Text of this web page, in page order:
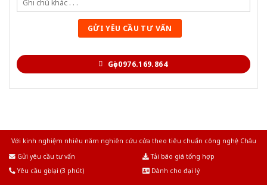
Gọi 0976.169.864
Với kinh nghiệm nhiêu năm nghiên cứu cửa theo tiêu chuẩn công nghệ Châu
Gửi yêu cầu tư vấn
Tải báo giá tổng hợp
Yêu cầu gọi lại (3 phút)
Dành cho đại lý